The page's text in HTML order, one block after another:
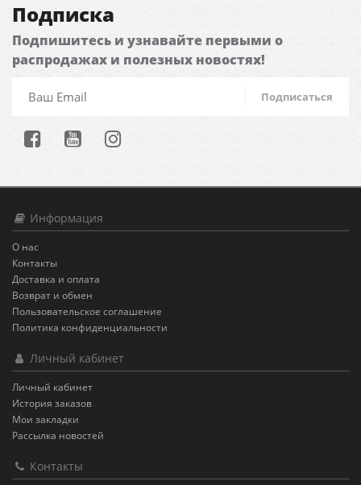
Подписка
Подпишитесь и узнавайте первыми о
распродажах и полезных новостях!
Подписаться
Информация
О нас
Контакты
Доставка и оплата
Возврат и обмен
Пользовательское соглашение
Политика конфиденциальности
Личный кабинет
Личный кабинет
История заказов
Мои закладки
Рассылка новостей
Контакты